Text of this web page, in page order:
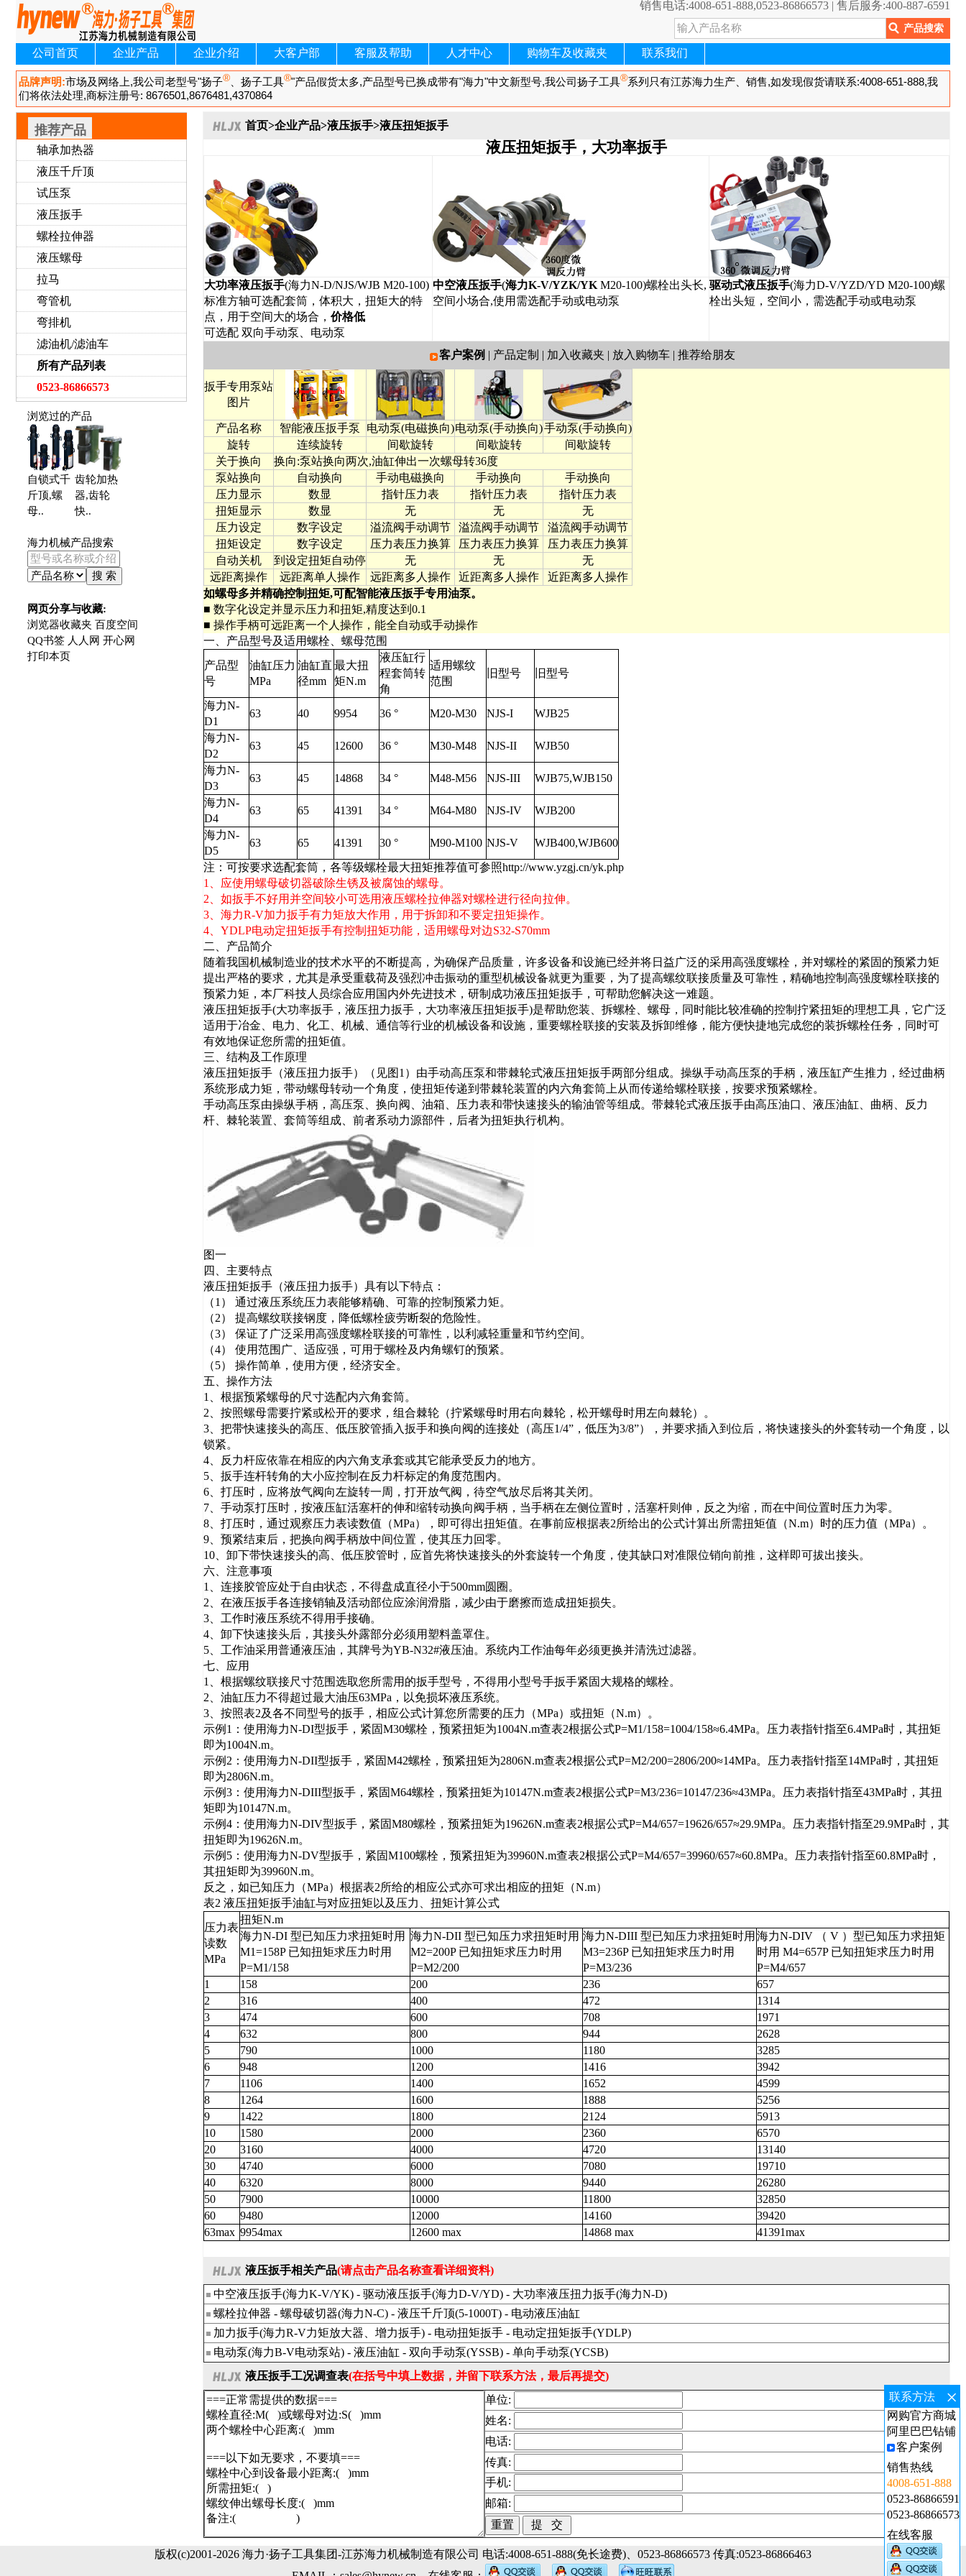
销售电话:4008-651-888,0523-86866573 | 售后服务:400-887-6591
公司首页 企业产品 企业介绍 大客户部 客服及帮助 人才中心 购物车及收藏夹 联系我们
推荐产品
轴承加热器
液压千斤顶
试压泵
液压扳手
螺栓拉伸器
液压螺母
拉马
弯管机
弯排机
滤油机/滤油车
所有产品列表
0523-86866573
浏览过的产品
自锁式千
斤顶,螺
母..
齿轮加热
器,齿轮
快..
海力机械产品搜索
网页分享与收藏:
浏览器收藏夹 百度空间
QQ书签 人人网 开心网
打印本页
首页>企业产品>液压扳手>液压扭矩扳手
液压扭矩扳手，大功率扳手
大功率液压扳手(海力N-D/NJS/WJB M20-100)
标准方轴可选配套筒，体积大，扭矩大的特
点，用于空间大的场合， 价格低
可选配 双向手动泵 电动泵
中空液压扳手(海力K-V/YZK/YK M20-100)螺栓出头长,
空间小场合,使用需选配手动或电动泵
驱动式液压扳手(海力D-V/YZD/YD M20-100)螺
栓出头短，空间小，需选配手动或电动泵
客户案例 | 产品定制 | 加入收藏夹 | 放入购物车| 推荐给朋友
扳手专用泵站
图片
产品名称 智能液压扳手泵 电动泵(电磁换向)电动泵(手动换向)手动泵(手动换向)
旋转
连续旋转 间歇旋转 间歇旋转
间歇旋转
关于换向
换向:泵站换向两次,油缸伸出一次螺母转36度
泵站换向
自动换向 手动电磁换向 手动换向
手动换向
压力显示
数显 指针压力表 指针压力表
指针压力表
扭矩显示
数显 无 无
无
压力设定
数字设定 溢流阀手动调节 溢流阀手动调节
溢流阀手动调节
扭矩设定
数字设定 压力表压力换算 压力表压力换算
压力表压力换算
自动关机
到设定扭矩自动停 无 无
无
远距离操作
远距离单人操作 远距离多人操作 近距离多人操作
近距离多人操作
如螺母多并精确控制扭矩,可配智能液压扳手专用油泵。
■ 数字化设定并显示压力和扭矩,精度达到0.1
■ 操作手柄可远距离一个人操作，能全自动或手动操作
一、产品型号及适用螺栓、螺母范围
产品型
号
油缸压力
MPa
油缸直
径mm
最大扭
矩N.m
液压缸行
程套筒转
角
适用螺纹
范围
旧型号 旧型号
海力N-
D1
63 40 9954 36 ° M20-M30 NJS-I
WJB25
海力N-
D2
63 45 12600 36 ° M30-M48 NJS-II
WJB50
海力N-
D3
63 45 14868 34 ° M48-M56 NJS-III
WJB75,WJB150
海力N-
D4
63 65 41391 34 ° M64-M80 NJS-IV
WJB200
海力N-
D5
63 65 41391 30 ° M90-M100 NJS-V
WJB400,WJB600
注：可按要求选配套筒， 各等级螺栓最大扭矩推荐值可参照http://www.yzgj.cn/yk.php
1、应使用螺母破切器破除生锈及被腐蚀的螺母。
2、如扳手不好用并空间较小可选用液压螺栓拉伸器对螺栓进行径向拉伸。
3、海力R-V加力扳手有力矩放大作用，用于拆卸和不要定扭矩操作。
4、YDLP电动定扭矩扳手有控制扭矩功能，适用螺母对边S32-S70mm
二、产品简介
随着我国机械制造业的技术水平的不断提高，为确保产品质量，许多设备和设施已经并将日益广泛的采用高强度螺栓，并对螺栓的紧固的预紧力矩
提出严格的要求，尤其是承受重载荷及强烈冲击振动的重型机械设备就更为重要，为了提高螺纹联接质量及可靠性，精确地控制高强度螺栓联接的
预紧力矩，本厂科技人员综合应用国内外先进技术，研制成功液压扭矩扳手，可帮助您解决这一难题。
液压扭矩扳手(大功率扳手，液压扭力扳手，大功率液压扭矩扳手)是帮助您装、拆螺栓、螺母，同时能比较准确的控制拧紧扭矩的理想工具，它广泛
适用于冶金、电力、化工、机械、通信等行业的机械设备和设施，重要螺栓联接的安装及拆卸维修，能方便快捷地完成您的装拆螺栓任务，同时可
有效地保证您所需的扭矩值。
三、结构及工作原理
液压扭矩扳手（液压扭力扳手）（见图1）由手动高压泵和带棘轮式液压扭矩扳手两部分组成。操纵手动高压泵的手柄，液压缸产生推力，经过曲柄
系统形成力矩，带动螺母转动一个角度，使扭矩传递到带棘轮装置的内六角套筒上从而传递给螺栓联接，按要求预紧螺栓。
手动高压泵由操纵手柄，高压泵、换向阀、油箱、压力表和带快速接头的输油管等组成。带棘轮式液压扳手由高压油口、液压油缸、曲柄、反力
杆、棘轮装置、套筒等组成、前者系动力源部件，后者为扭矩执行机构。
图一
四、主要特点
液压扭矩扳手（液压扭力扳手）具有以下特点：
（1） 通过液压系统压力表能够精确、可靠的控制预紧力矩。
（2） 提高螺纹联接钢度，降低螺栓疲劳断裂的危险性。
（3） 保证了广泛采用高强度螺栓联接的可靠性，以利减轻重量和节约空间。
（4） 使用范围广、适应强，可用于螺栓及内角螺钉的预紧。
（5） 操作简单，使用方便，经济安全。
五、操作方法
1、根据预紧螺母的尺寸选配内六角套筒。
2、按照螺母需要拧紧或松开的要求，组合棘轮（拧紧螺母时用右向棘轮，松开螺母时用左向棘轮）。
3、把带快速接头的高压、低压胶管插入扳手和换向阀的连接处（高压1/4”，低压为3/8”），并要求插入到位后，将快速接头的外套转动一个角度，以
锁紧。
4、反力杆应依靠在相应的内六角支承套或其它能承受反力的地方。
5、扳手连杆转角的大小应控制在反力杆标定的角度范围内。
6、打压时，应将放气阀向左旋转一周，打开放气阀，待空气放尽后将其关闭。
7、手动泵打压时，按液压缸活塞杆的伸和缩转动换向阀手柄，当手柄在左侧位置时，活塞杆则伸，反之为缩，而在中间位置时压力为零。
8、打压时，通过观察压力表读数值（MPa），即可得出扭矩值。在事前应根据表2所给出的公式计算出所需扭矩值（N.m）时的压力值（MPa）。
9、预紧结束后，把换向阀手柄放中间位置，使其压力回零。
10、卸下带快速接头的高、低压胶管时，应首先将快速接头的外套旋转一个角度，使其缺口对准限位销向前推，这样即可拔出接头。
六、注意事项
1、连接胶管应处于自由状态，不得盘成直径小于500mm圆圈。
2、在液压扳手各连接销轴及活动部位应涂润滑脂，减少由于磨擦而造成扭矩损失。
3、工作时液压系统不得用手接确。
4、卸下快速接头后，其接头外露部分必须用塑料盖罩住。
5、工作油采用普通液压油，其牌号为YB-N32#液压油。系统内工作油每年必须更换并清洗过滤器。
七、应用
1、根据螺纹联接尺寸范围选取您所需用的扳手型号，不得用小型号手扳手紧固大规格的螺栓。
2、油缸压力不得超过最大油压63MPa，以免损坏液压系统。
3、按照表2及各不同型号的扳手，相应公式计算您所需要的压力（MPa）或扭矩（N.m）。
示例1：使用海力N-DI型扳手，紧固M30螺栓，预紧扭矩为1004N.m查表2根据公式P=M1/158=1004/158≈6.4MPa。压力表指针指至6.4MPa时，其扭矩
即为1004N.m。
示例2：使用海力N-DII型扳手，紧固M42螺栓，预紧扭矩为2806N.m查表2根据公式P=M2/200=2806/200≈14MPa。压力表指针指至14MPa时，其扭矩
即为2806N.m。
示例3：使用海力N-DIII型扳手，紧固M64螺栓，预紧扭矩为10147N.m查表2根据公式P=M3/236=10147/236≈43MPa。压力表指针指至43MPa时，其扭
矩即为10147N.m。
示例4：使用海力N-DIV型扳手，紧固M80螺栓，预紧扭矩为19626N.m查表2根据公式P=M4/657=19626/657≈29.9MPa。压力表指针指至29.9MPa时，其
扭矩即为19626N.m。
示例5：使用海力N-DV型扳手，紧固M100螺栓，预紧扭矩为39960N.m查表2根据公式P=M4/657=39960/657≈60.8MPa。压力表指针指至60.8MPa时，
其扭矩即为39960N.m。
反之，如已知压力（MPa）根据表2所给的相应公式亦可求出相应的扭矩（N.m）
表2 液压扭矩扳手油缸与对应扭矩以及压力、扭矩计算公式
压力表
读数
MPa
扭矩N.m
海力N-DI 型已知压力求扭矩时用
M1=158P 已知扭矩求压力时用
P=M1/158
海力N-DII 型已知压力求扭矩时用
M2=200P 已知扭矩求压力时用
P=M2/200
海力N-DIII 型已知压力求扭矩时用
M3=236P 已知扭矩求压力时用
P=M3/236
海力N-DIV （ V ）型已知压力求扭矩
时用 M4=657P 已知扭矩求压力时用
P=M4/657
1
158 200 236
657
2
316 400 472
1314
3
474 600 708
1971
4
632 800 944
2628
5
790 1000 1180
3285
6
948 1200 1416
3942
7
1106 1400 1652
4599
8
1264 1600 1888
5256
9
1422 1800 2124
5913
10
1580 2000 2360
6570
20
3160 4000 4720
13140
30
4740 6000 7080
19710
40
6320 8000 9440
26280
50
7900 10000 11800
32850
60
9480 12000 14160
39420
63max 9954max 12600 max 14868 max 41391max
液压扳手相关产品(请点击产品名称查看详细资料)
中空液压扳手(海力K-V/YK) - 驱动液压扳手(海力D-V/YD) - 大功率液压扭力扳手(海力N-D)
螺栓拉伸器 - 螺母破切器(海力N-C) - 液压千斤顶(5-1000T) - 电动液压油缸
加力扳手(海力R-V力矩放大器、增力扳手) - 电动扭矩扳手 - 电动定扭矩扳手(YDLP)
电动泵(海力B-V电动泵站) - 液压油缸 - 双向手动泵(YSSB) - 单向手动泵(YCSB)
液压扳手工况调查表(在括号中填上数据，并留下联系方法，最后再提交)
单位:
姓名:
电话:
传真:
手机:
邮箱:
版权(c)2001-2026 海力·扬子工具集团-江苏海力机械制造有限公司 电话:4008-651-888(免长途费)、0523-86866573 传真:0523-86866463
联系方法 ×
网购官方商城
阿里巴巴钻铺
客户案例
销售热线
4008-651-888
0523-86866591
0523-86866573
在线客服